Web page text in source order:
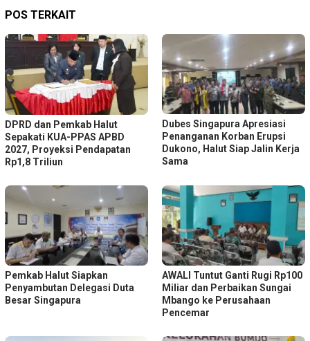
POS TERKAIT
DPRD dan Pemkab Halut
Sepakati KUA-PPAS APBD
2027, Proyeksi Pendapatan
Rp1,8 Triliun
Dubes Singapura Apresiasi
Penanganan Korban Erupsi
Dukono, Halut Siap Jalin Kerja
Sama
Pemkab Halut Siapkan
Penyambutan Delegasi Duta
Besar Singapura
AWALI Tuntut Ganti Rugi Rp100
Miliar dan Perbaikan Sungai
Mbango ke Perusahaan
Pencemar